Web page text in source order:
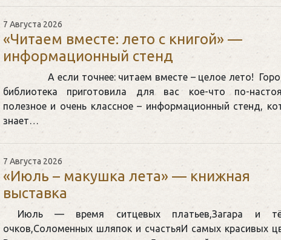
7 Августа 2026
«Читаем вместе: лето с книгой» —
информационный стенд
А если точнее: читаем вместе – целое лето!
библиотека приготовила для вас кое-что по-
полезное и очень классное – информационный стенд,
знает…
7 Августа 2026
«Июль – макушка лета» — книжная
выставка
Июль — время ситцевых платьев,Загара и
очков,Соломенных шляпок и счастьяИ самых красивых
Кто из них победит? Кто
выход из сложной
щепетильной в жизни? Кто